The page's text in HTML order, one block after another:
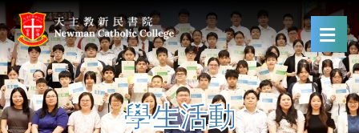
學生活動